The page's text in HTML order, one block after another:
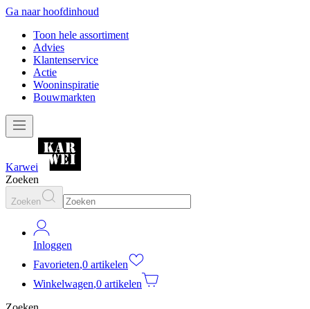
Ga naar hoofdinhoud
Toon hele assortiment
Advies
Klantenservice
Actie
Wooninspiratie
Bouwmarkten
Karwei
Zoeken
Zoeken
Inloggen
Favorieten,0 artikelen
Winkelwagen,0 artikelen